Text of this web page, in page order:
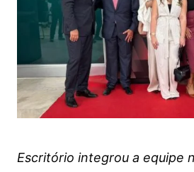
Escritório integrou a equipe